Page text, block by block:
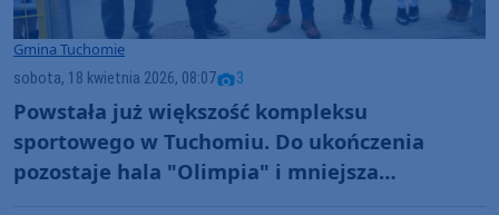
Gmina Tuchomie
sobota, 18 kwietnia 2026, 08:07 3
Powstała już większość kompleksu
sportowego w Tuchomiu. Do ukończenia
pozostaje hala "Olimpia" i mniejsza